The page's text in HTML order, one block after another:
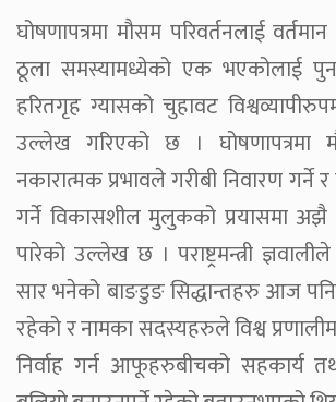
घोषणापत्रमा मौसम परिवर्तनलाई
ठूला समस्यामध्येको एक भएकोलाई
हरितगृह ग्यासको चुहावट
उल्लेख गरिएको छ । घोषणापत्रमा
नकारात्मक प्रभावले गरीबी निवारण गर्ने र
गर्ने विकासशील मुलुकको प्रयासमा अझै
पारेको उल्लेख छ । पराष्ट्रमन्त्री
सार भनेको बाङडुङ सिद्धान्तहरु आज पनि
रहेको र नामका सदस्यहरुले विश्व
निर्वाह गर्न आफूहरुबीचको सहकार्य